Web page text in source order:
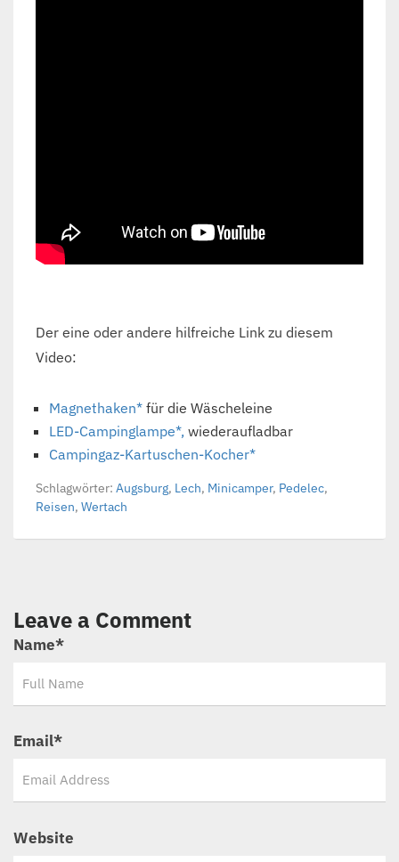
Der eine oder andere hilfreiche Link zu diesem
Video:
Magnethaken* für die Wäscheleine
LED-Campinglampe*, wiederaufladbar
Campingaz-Kartuschen-Kocher*
Schlagwörter: Augsburg, Lech, Minicamper, Pedelec,
Reisen, Wertach
Leave a Comment
Name*
Email*
Website